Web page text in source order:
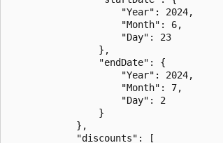
                    "Year": 2024,
                    "Month": 6,
                    "Day": 23
                },
                "endDate": {
                    "Year": 2024,
                    "Month": 7,
                    "Day": 2
                }
            },
            "discounts": [